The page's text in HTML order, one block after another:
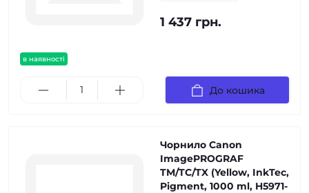
в наявності
1 437 грн.
До кошика
Чорнило Canon
ImagePROGRAF
TM/TC/TX (Yellow, InkTec,
Pigment, 1000 ml, H5971-